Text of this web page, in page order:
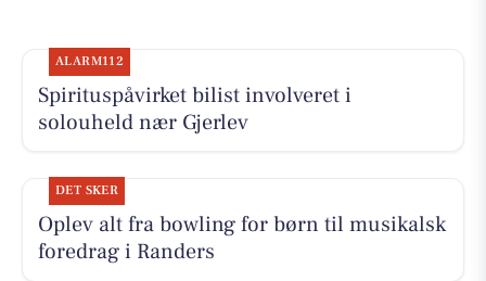
ALARM112
Spirituspåvirket bilist involveret i
solouheld nær Gjerlev
DET SKER
Oplev alt fra bowling for børn til musikalsk
foredrag i Randers